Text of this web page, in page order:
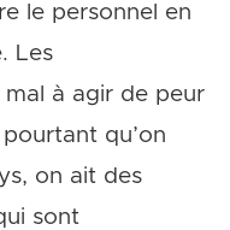
le personnel en
Les
à agir de peur
qu’on
on ait des
sont